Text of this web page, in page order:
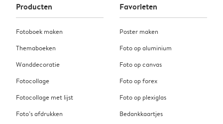
Producten
Fotoboek maken
Themaboeken
Wanddecoratie
Fotocollage
Fotocollage met lijst
Foto’s afdrukken
Favorieten
Poster maken
Foto op aluminium
Foto op canvas
Foto op forex
Foto op plexiglas
Bedankkaartjes